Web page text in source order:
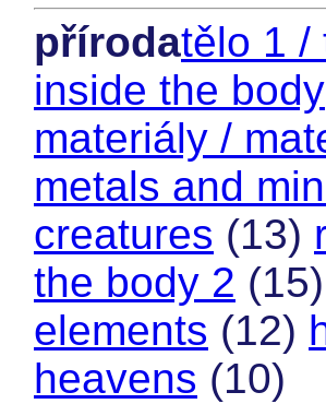
přírodatělo 1 /
inside the body
materiály /
metals and
creatures (13)
the body 2
elements (12)
heavens (10)